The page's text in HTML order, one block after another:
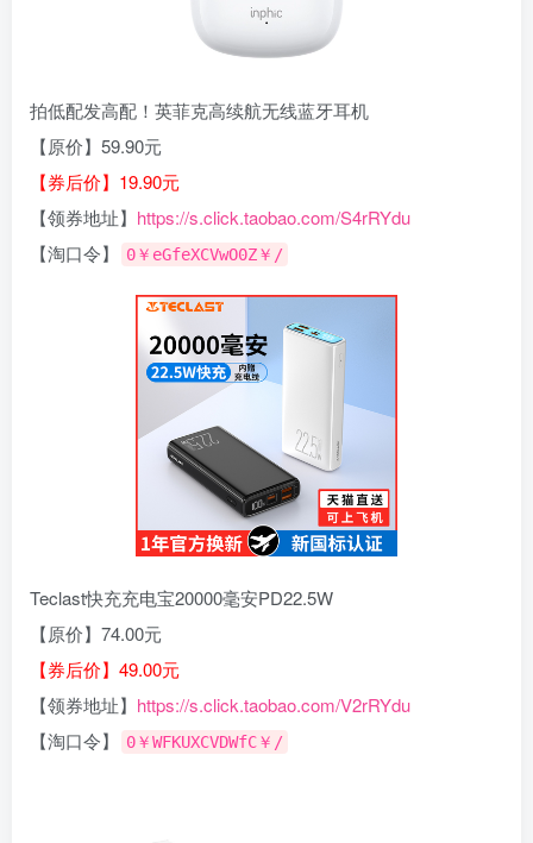
拍低配发高配！英菲克高续航无线蓝牙耳机
【原价】59.90元
【券后价】19.90元
【领券地址】 https://s.click.taobao.com/S4rRYdu
【淘口令】
0￥eGfeXCVwO0Z￥/
Teclast快充充电宝20000毫安PD22.5W
【原价】74.00元
【券后价】49.00元
【领券地址】 https://s.click.taobao.com/V2rRYdu
【淘口令】
0￥WFKUXCVDWfC￥/